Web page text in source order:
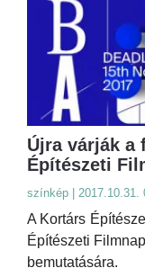
Újra várják a
Építészeti
színkép | 2017.10.31.
A Kortárs
Építészeti
bemutatására.